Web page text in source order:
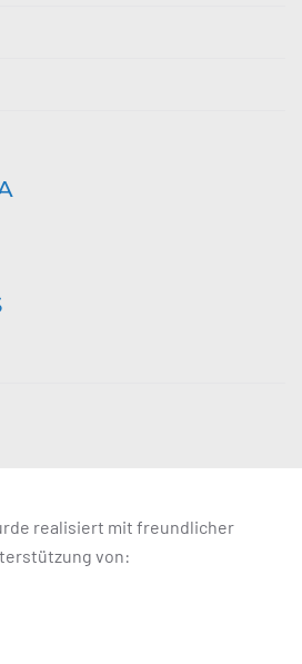
realisiert mit freundlicher
von: